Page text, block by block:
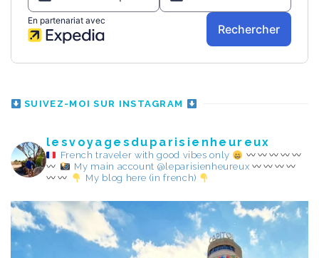
SUIVEZ-MOI SUR INSTAGRAM
lesvoyagesduparisienheureux
French traveler with good vibes only
My main account @leparisienheureux
My blog here (in french)